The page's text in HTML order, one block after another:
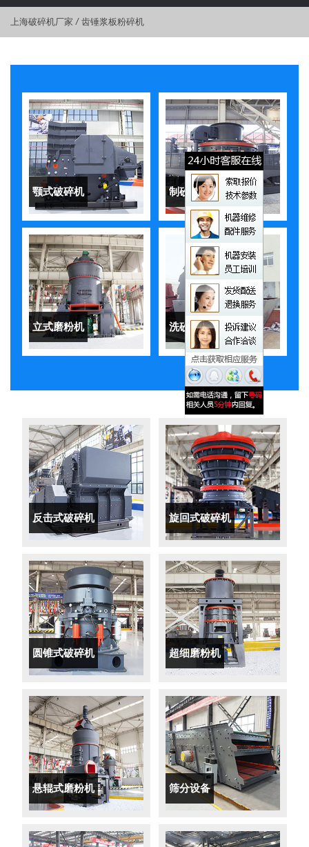
上海破碎机厂家 / 齿锤浆板粉碎机
颚式破碎机 制砂机
立式磨粉机 洗砂机
反击式破碎机 旋回式破碎机
圆锥式破碎机 超细磨粉机
悬辊式磨粉机 筛分设备